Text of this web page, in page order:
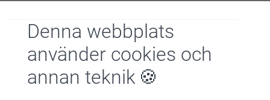
Denna webbplats
använder cookies och
annan teknik
Tvätta:
Stryka:
XS-S
52-54 cm
Malin,
2026-06-27